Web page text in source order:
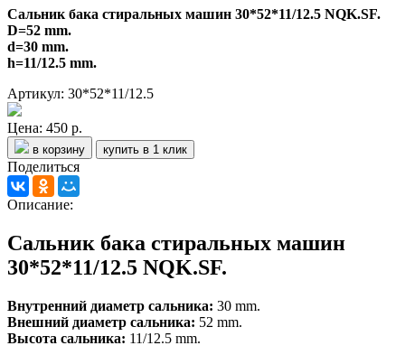
Сальник бака стиральных машин 30*52*11/12.5 NQK.SF.
D=52 mm.
d=30 mm.
h=11/12.5 mm.
Артикул: 30*52*11/12.5
Цена: 450 р.
в корзину купить в 1 клик
Поделиться
Описание:
Сальник бака стиральных машин
30*52*11/12.5 NQK.SF.
Внутренний диаметр сальника: 30 mm.
Внешний диаметр сальника: 52 mm.
Высота сальника: 11/12.5 mm.